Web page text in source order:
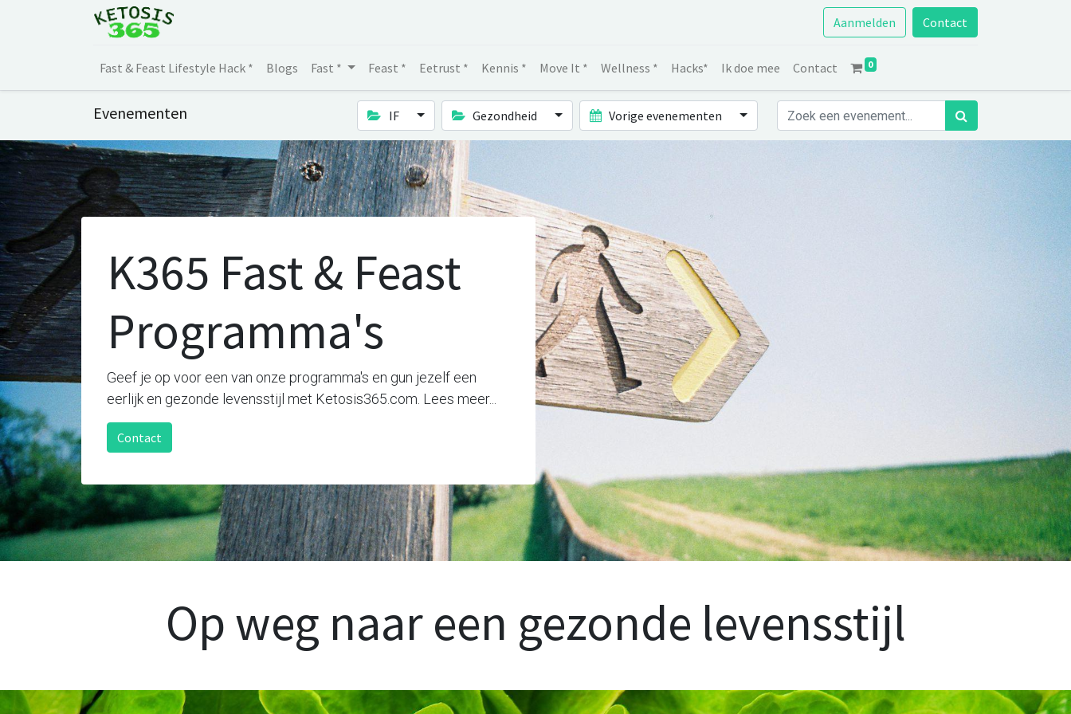
Aanmelden Contact
Fast & Feast Lifestyle Hack * Blogs Fast * Feast * Eetrust * Kennis * Move It * Wellness * Hacks* Ik doe mee Contact 0
Evenementen IF Gezondheid Vorige evenementen
K365 Fast & Feast
Programma's
Geef je op voor een van onze programma's en gun jezelf een
eerlijk en gezonde levensstijl met Ketosis365.com. Lees meer...
Contact
Op weg naar een gezonde levensstijl